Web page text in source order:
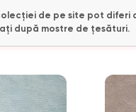
de pe site pot diferi
după mostre de țesături.